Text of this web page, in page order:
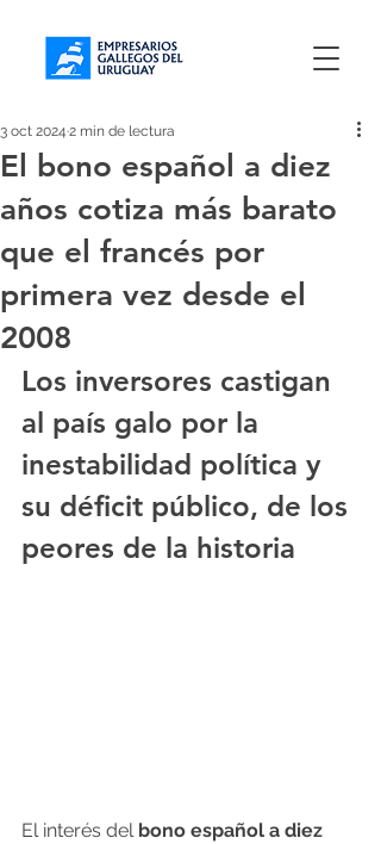
El bono español a diez
años cotiza más barato
que el francés por
primera vez desde el
2008
3 oct 2024 2 min de lectura
Los inversores castigan
al país galo por la
inestabilidad política y
su déficit público, de los
peores de la historia
El interés del bono español a diez